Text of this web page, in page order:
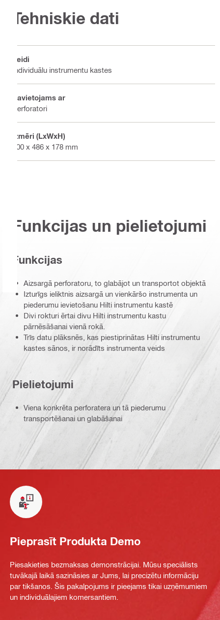
Tehniskie dati
Veidi
Individuālu instrumentu kastes
Savietojams ar
Perforatori
Izmēri (LxWxH)
700 x 486 x 178 mm
Funkcijas un pielietojumi
Funkcijas
Aizsargā perforatoru, to glabājot un transportot objektā
Izturīgs ieliktnis aizsargā un vienkāršo instrumenta un
piederumu ievietošanu Hilti instrumentu kastē
Divi rokturi ērtai divu Hilti instrumentu kastu
pārnēsāšanai vienā rokā.
Trīs datu plāksnēs, kas piestiprinātas Hilti instrumentu
kastes sānos, ir norādīts instrumenta veids
Pielietojumi
Viena konkrēta perforatera un tā piederumu
transportēšanai un glabāšanai
Pieprasīt Produkta Demo
Piesakieties bezmaksas demonstrācijai. Mūsu speciālists
tuvākajā laikā sazināsies ar Jums, lai precizētu informāciju
par tikšanos. Šis pakalpojums ir pieejams tikai uzņēmumiem
un individuālajiem komersantiem.